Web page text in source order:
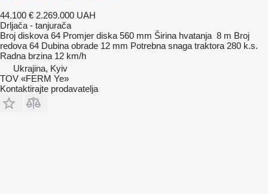
44.100 € 2.269.000 UAH
Drljača - tanjurača
Broj diskova 64 Promjer diska 560 mm Širina hvatanja 8 m Broj
redova 64 Dubina obrade 12 mm Potrebna snaga traktora 280 k.s.
Radna brzina 12 km/h
Ukrajina, Kyiv
TOV «FERM Ye»
Kontaktirajte prodavatelja